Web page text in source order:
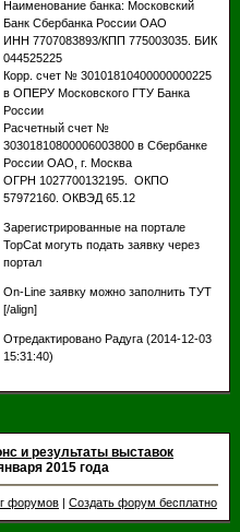
Наименование банка: Московский
Банк Сбербанка России ОАО
ИНН 7707083893/КПП 775003035. БИК
044525225
Корр. счет № 30101810400000000225
в ОПЕРУ Московского ГТУ Банка
России
Расчетный счет №
30301810800006003800 в Сбербанке
России ОАО, г. Москва
ОГРН 1027700132195. ОКПО
57972160. ОКВЭД 65.12
Зарегистрированные на портале
TopCat могуть подать заявку через
портал
On-Line заявку можно заполнить ТУТ
[/align]
Отредактировано Радуга (2014-12-03
15:31:40)
и результаты выставок
2015 года
форумов |Создать форум бесплатно